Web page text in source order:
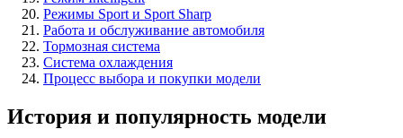
Режимы Sport и Sport Sharp
Работа и обслуживание автомобиля
Тормозная система
Система охлаждения
Процесс выбора и покупки модели
История и популярность модели